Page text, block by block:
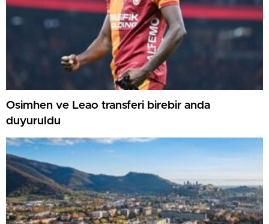
Osimhen ve Leao transferi birebir anda
duyuruldu